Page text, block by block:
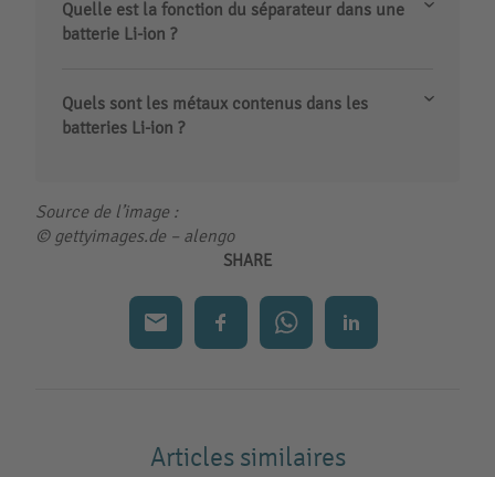
Quelle est la fonction du séparateur dans une
batterie Li-ion ?
Quels sont les métaux contenus dans les
batteries Li-ion ?
Source de l’image :
© gettyimages.de – alengo
SHARE
Articles similaires